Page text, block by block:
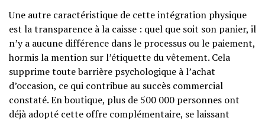
Une autre caractéristique de cette intégration physique
est la transparence à la caisse : quel que soit son panier, il
n’y a aucune différence dans le processus ou le paiement,
hormis la mention sur l’étiquette du vêtement. Cela
supprime toute barrière psychologique à l’achat
d’occasion, ce qui contribue au succès commercial
constaté. En boutique, plus de 500 000 personnes ont
déjà adopté cette offre complémentaire, se laissant